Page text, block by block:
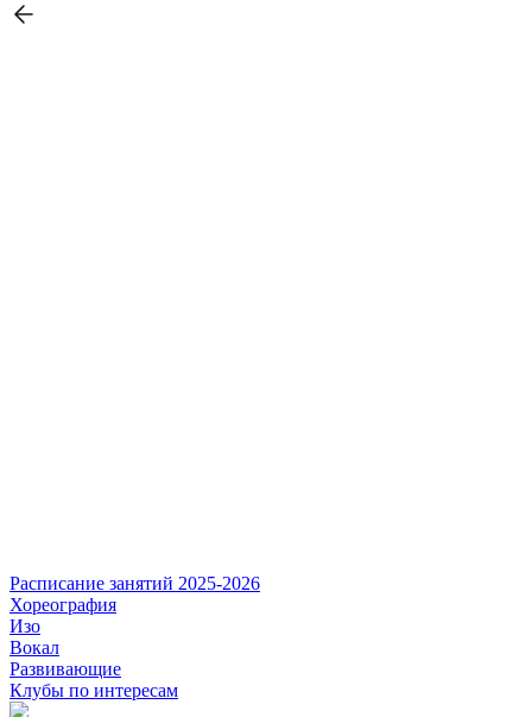
Расписание занятий 2025-2026
Хореография
Изо
Вокал
Развивающие
Клубы по интересам